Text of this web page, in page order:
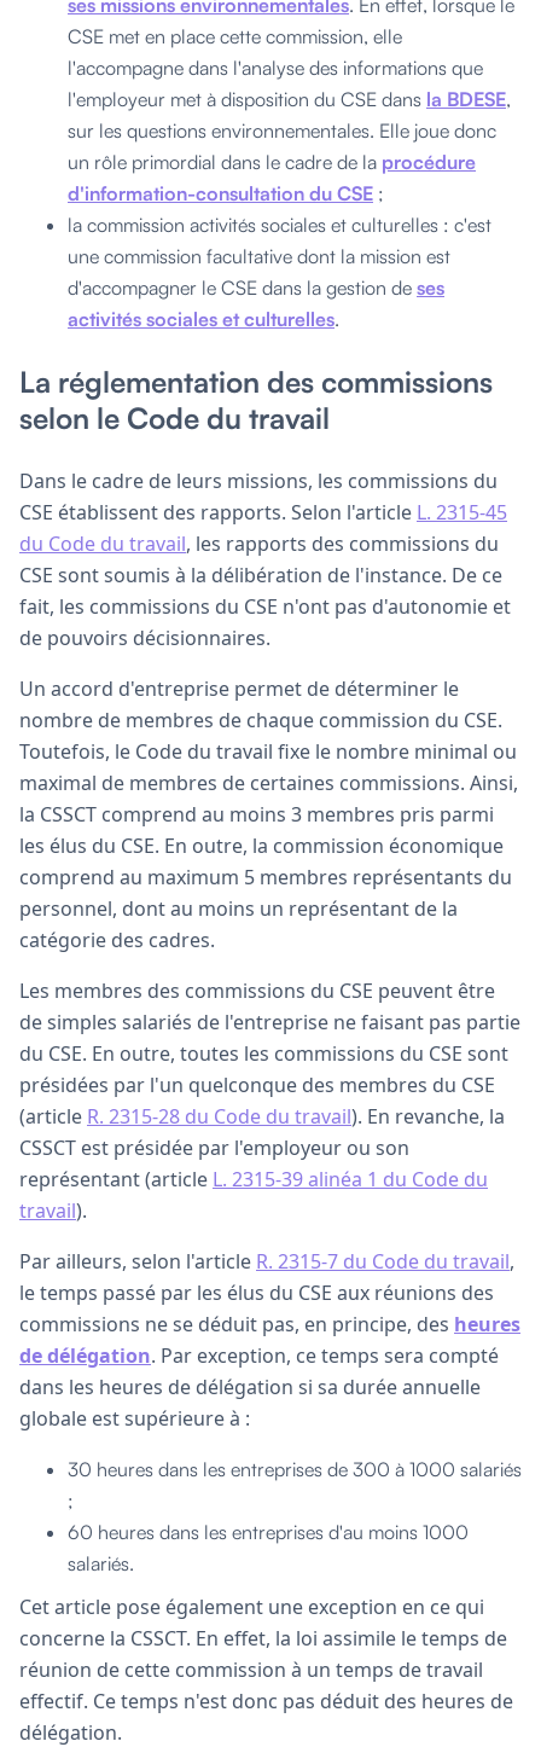
CSE met en place cette commission, elle
l'accompagne dans l'analyse des informations que
l'employeur met à disposition du CSE dans la BDESE,
sur les questions environnementales. Elle joue donc
un rôle primordial dans le cadre de la procédure
d'information-consultation du CSE ;
la commission activités sociales et culturelles : c'est
une commission facultative dont la mission est
d'accompagner le CSE dans la gestion de ses
activités sociales et culturelles.
La réglementation des commissions
selon le Code du travail
Dans le cadre de leurs missions, les commissions du
CSE établissent des rapports. Selon l'article L. 2315-45
du Code du travail, les rapports des commissions du
CSE sont soumis à la délibération de l'instance. De ce
fait, les commissions du CSE n'ont pas d'autonomie et
de pouvoirs décisionnaires.
Un accord d'entreprise permet de déterminer le
nombre de membres de chaque commission du CSE.
Toutefois, le Code du travail fixe le nombre minimal ou
maximal de membres de certaines commissions. Ainsi,
la CSSCT comprend au moins 3 membres pris parmi
les élus du CSE. En outre, la commission économique
comprend au maximum 5 membres représentants du
personnel, dont au moins un représentant de la
catégorie des cadres.
Les membres des commissions du CSE peuvent être
de simples salariés de l'entreprise ne faisant pas partie
du CSE. En outre, toutes les commissions du CSE sont
présidées par l'un quelconque des membres du CSE
(article R. 2315-28 du Code du travail). En revanche, la
CSSCT est présidée par l'employeur ou son
représentant (article L. 2315-39 alinéa 1 du Code du
travail).
Par ailleurs, selon l'article R. 2315-7 du Code du travail,
le temps passé par les élus du CSE aux réunions des
commissions ne se déduit pas, en principe, des heures
de délégation. Par exception, ce temps sera compté
dans les heures de délégation si sa durée annuelle
globale est supérieure à :
30 heures dans les entreprises de 300 à 1000 salariés
;
60 heures dans les entreprises d'au moins 1000
salariés.
Cet article pose également une exception en ce qui
concerne la CSSCT. En effet, la loi assimile le temps de
réunion de cette commission à un temps de travail
effectif. Ce temps n'est donc pas déduit des heures de
délégation.